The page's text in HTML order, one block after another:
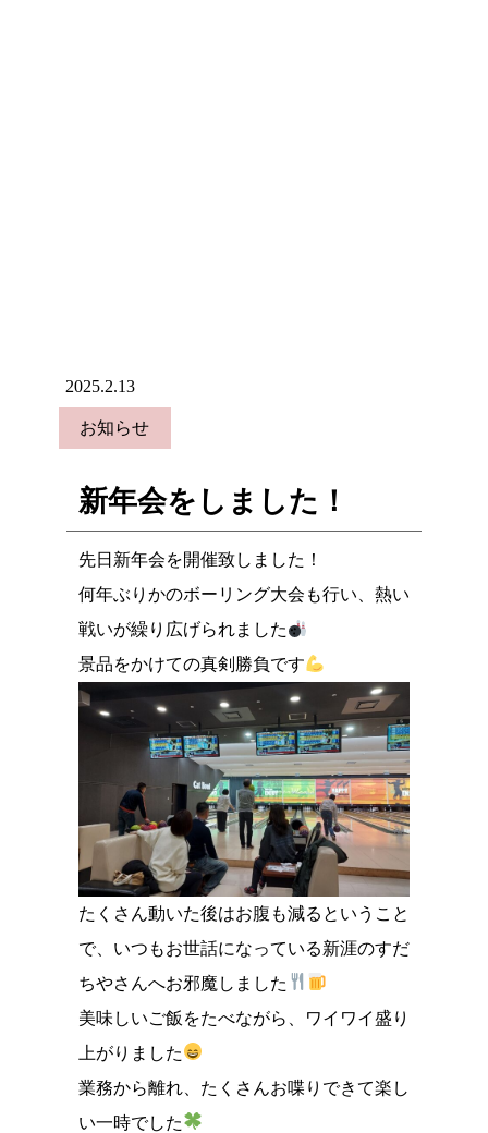
2025.2.13
お知らせ
新年会をしました！
先日新年会を開催致しました！
何年ぶりかのボーリング大会も行い、熱い
戦いが繰り広げられました
景品をかけての真剣勝負です
たくさん動いた後はお腹も減るということ
で、いつもお世話になっている新涯のすだ
ちやさんへお邪魔しました
美味しいご飯をたべながら、ワイワイ盛り
上がりました
業務から離れ、たくさんお喋りできて楽し
い一時でした